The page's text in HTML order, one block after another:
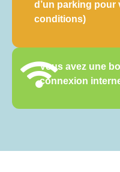
d’un parking
conditions)
Vous avez une
connexion